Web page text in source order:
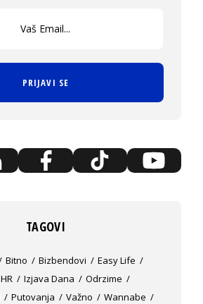
PRIJAVI SE
TAGOVI
Bitno Bizbendovi
Easy Life
HR Izjava Dana
Odrzime
Putovanja Važno
Wannabe